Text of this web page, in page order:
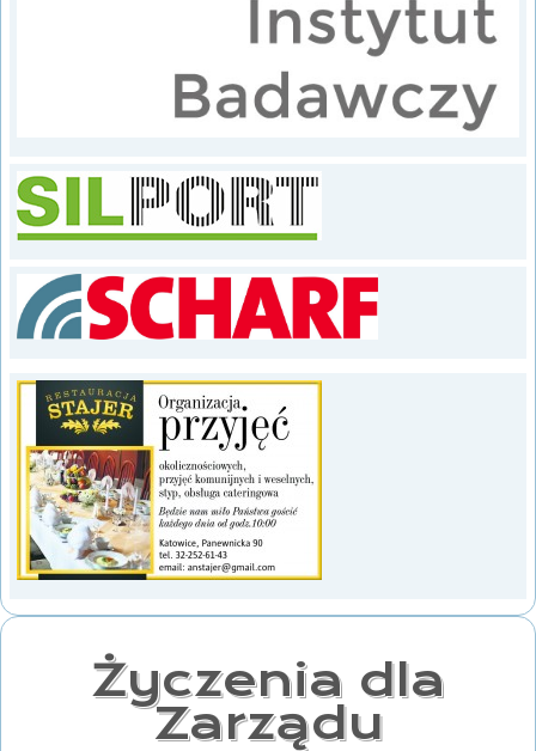
Życzenia dla
Zarządu